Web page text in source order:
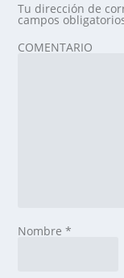
Tu dirección de
campos
COMENTARIO
Nombre*